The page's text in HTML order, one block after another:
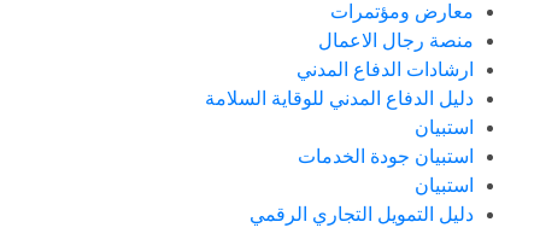
معارض ومؤتمرات
منصة رجال الاعمال
ارشادات الدفاع المدني
دليل الدفاع المدني للوقاية السلامة
استبيان
استبيان جودة الخدمات
استبيان
دليل التمويل التجاري الرقمي